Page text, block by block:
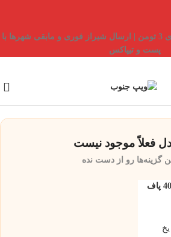
ارسال رایگان برای خرید بالای 3 تومن | ارسال شیراز فوری و مابقی شهرها با
پست و تیپاکس
فعلاً موجود نیست
گزینه‌ها رو از دست نده